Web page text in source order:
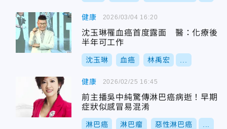
健康
沈玉琳罹血癌首度露面 醫：化療後
半年可工作
沈玉琳 血癌 林禹宏
2026/03/04 16:20
健康
前主播吳中純驚傳淋巴癌病逝！早期
症狀似感冒易混淆
淋巴癌 淋巴瘤 惡性淋巴癌
2026/02/25 16:45